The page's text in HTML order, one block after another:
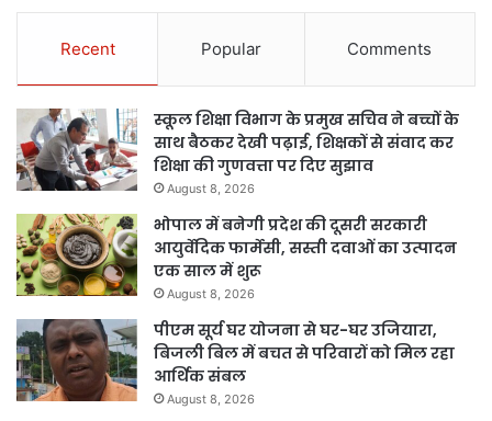
Recent Popular Comments
स्कूल शिक्षा विभाग के प्रमुख सचिव ने बच्चों के
साथ बैठकर देखी पढ़ाई, शिक्षकों से संवाद कर
शिक्षा की गुणवत्ता पर दिए सुझाव
August 8, 2026
भोपाल में बनेगी प्रदेश की दूसरी सरकारी
आयुर्वेदिक फार्मेसी, सस्ती दवाओं का उत्पादन
एक साल में शुरू
August 8, 2026
पीएम सूर्य घर योजना से घर-घर उजियारा,
बिजली बिल में बचत से परिवारों को मिल रहा
आर्थिक संबल
August 8, 2026